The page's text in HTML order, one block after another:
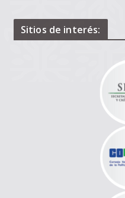
Sitios de interés: